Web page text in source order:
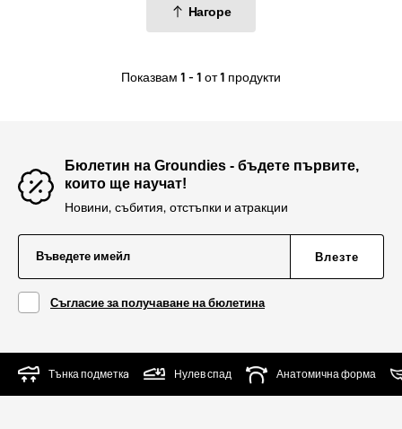
Нагоре
Показвам 1 - 1 от1 продукти
Бюлетин на Groundies - бъдете първите,
които ще научат!
Новини, събития, отстъпки и атракции
Въведете имейл Влезте
Съгласие за получаване на бюлетина
Тънка подметкa Нулев спад Анатомична форма